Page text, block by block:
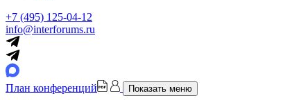
+7 (495) 125-04-12
info@interforums.ru
План конференций Показать меню